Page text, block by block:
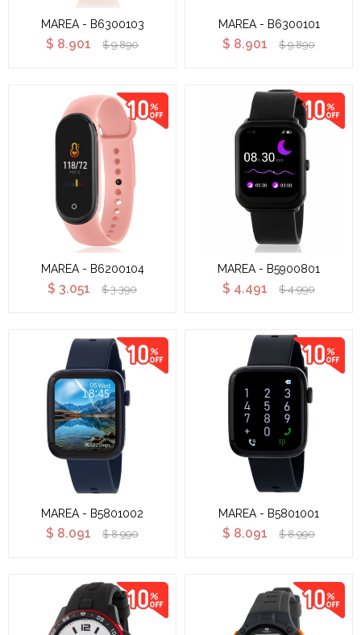
MAREA - B6300103
$ 8.901 $ 9.890
MAREA - B6300101
$ 8.901 $ 9.890
MAREA - B6200104
$ 3.051 $ 3.390
MAREA - B5900801
$ 4.491 $ 4.990
MAREA - B5801002
$ 8.091 $ 8.990
MAREA - B5801001
$ 8.091 $ 8.990